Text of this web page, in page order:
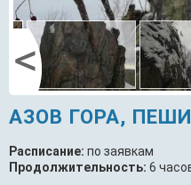
АЗОВ ГОРА,
Расписание: по заявкам
Продолжительность: 6